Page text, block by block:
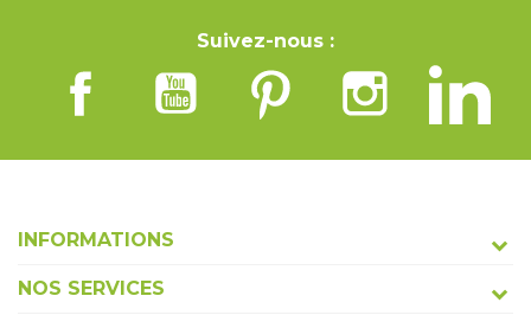
Suivez-nous :
INFORMATIONS
NOS SERVICES